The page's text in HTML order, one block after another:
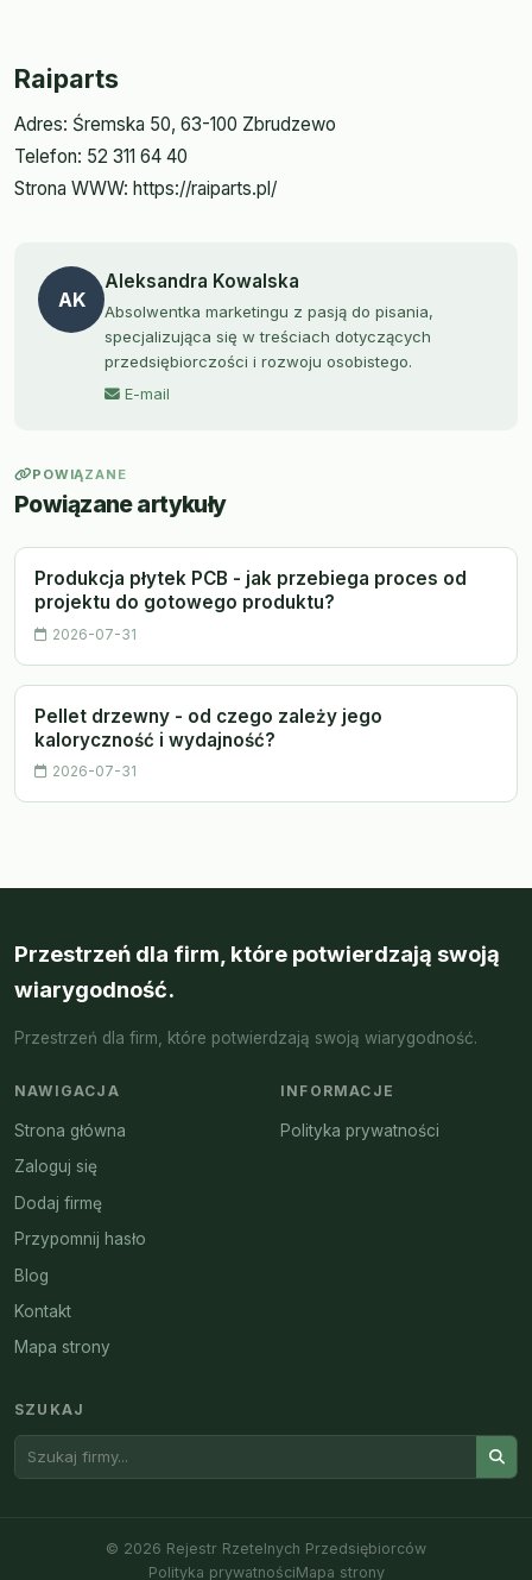
Raiparts
Adres: Śremska 50, 63-100 Zbrudzewo
Telefon: 52 311 64 40
Strona WWW: https://raiparts.pl/
AK
Aleksandra Kowalska
Absolwentka marketingu z pasją do pisania,
specjalizująca się w treściach dotyczących
przedsiębiorczości i rozwoju osobistego.
E-mail
POWIĄZANE
Powiązane artykuły
Produkcja płytek PCB - jak przebiega proces od
projektu do gotowego produktu?
2026-07-31
Pellet drzewny - od czego zależy jego
kaloryczność i wydajność?
2026-07-31
Przestrzeń dla firm, które potwierdzają swoją
wiarygodność.
Przestrzeń dla firm, które potwierdzają swoją wiarygodność.
NAWIGACJA
Strona główna
Zaloguj się
Dodaj firmę
Przypomnij hasło
Blog
Kontakt
Mapa strony
INFORMACJE
Polityka prywatności
SZUKAJ
© 2026 Rejestr Rzetelnych Przedsiębiorców
Polityka prywatnościMapa strony